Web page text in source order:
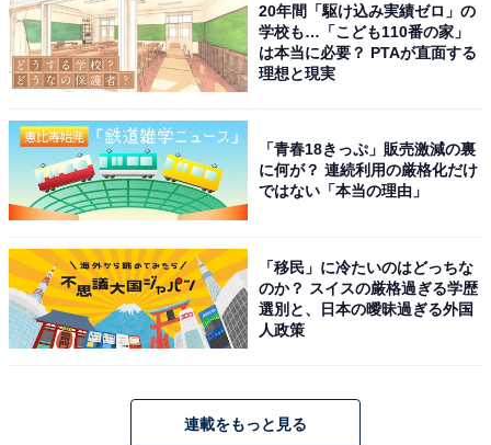
20年間「駆け込み実績ゼロ」の
学校も…「こども110番の家」
は本当に必要？ PTAが直面する
理想と現実
「青春18きっぷ」販売激減の裏
に何が？ 連続利用の厳格化だけ
ではない「本当の理由」
「移民」に冷たいのはどっちな
のか？ スイスの厳格過ぎる学歴
選別と、日本の曖昧過ぎる外国
人政策
連載をもっと見る